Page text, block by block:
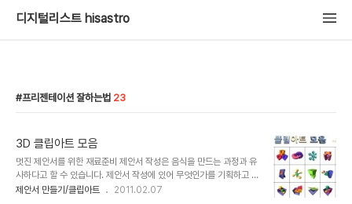
디지털리스트 hisastro
프리젠테이션 잘하는법 23
3D 클립아트 모음
멋진 제안서를 위한 재료준비 제안서 작성은 음식을 만드는 과정과 유
사하다고 할 수 있습니다. 제안서 작성에 있어 무엇인가를 기획하고 파
워포인트 등의 도구를 활용하여 그럴싸한 자료 하나를 만들기 위해서
제안서 만들기/클립아트 2011.02.07